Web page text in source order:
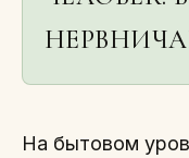
На бытовом